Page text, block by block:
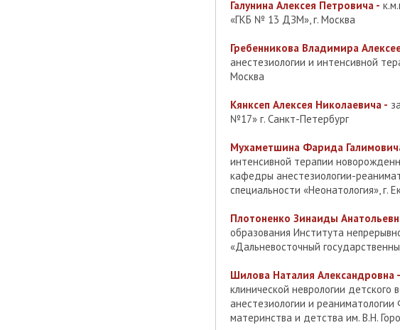
Галунина Алексея Петровича -
«ГКБ № 13 ДЗМ», г. Москва
Гребенникова Владимира
анестезиологии и интенсивной
Москва
Кянксеп Алексея Николаевича -
№17» г. Санкт-Петербург
Мухаметшина Фарида
интенсивной терапии
кафедры анестезиологии-
специальности «Неонатология», г.
Плотоненко Зинаиды
образования Института
«Дальневосточный
Шилова Наталия Александровна -
клинической неврологии
анестезиологии и
материнства и детства им. В.Н.